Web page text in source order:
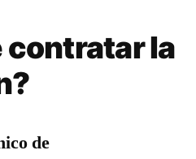
contratar la
de